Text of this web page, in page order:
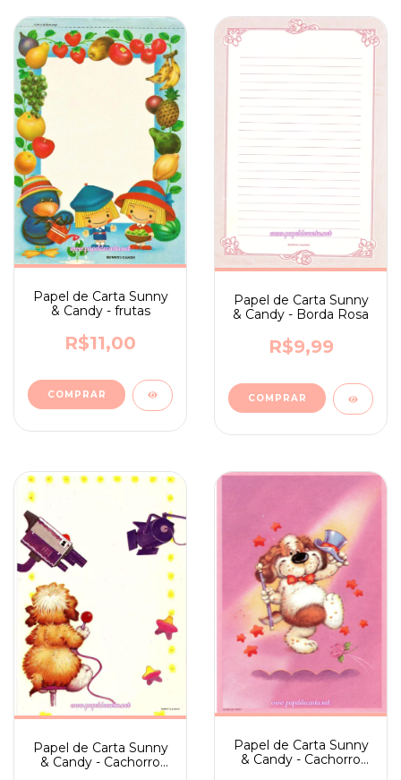
Papel de Carta Sunny
& Candy - frutas
R$11,00
Papel de Carta Sunny
& Candy - Borda Rosa
R$9,99
Papel de Carta Sunny
& Candy - Cachorro
Papel de Carta Sunny
& Candy - Cachorro